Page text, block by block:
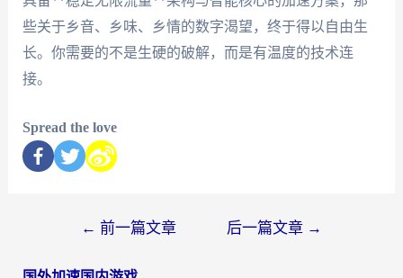
些关于乡音、乡味、乡情的数字渴望，终于得以自由生
长。你需要的不是生硬的破解，而是有温度的技术连
接。
Spread the love
← 前一篇文章 后一篇文章 →